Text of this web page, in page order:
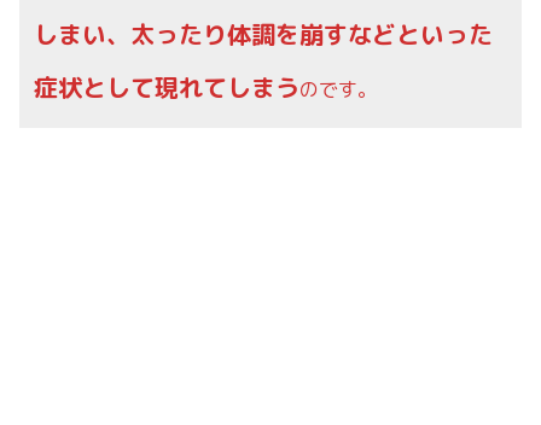
しまい、太ったり体調を崩すなどといった
症状として現れてしまうのです。